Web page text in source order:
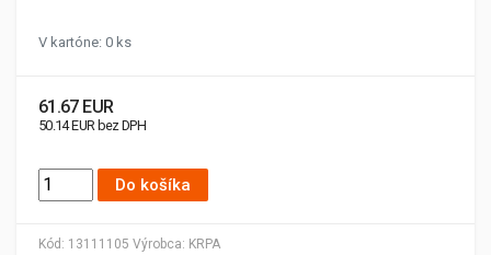
Kód: 13111105 Výrobca: KRPA
V kartóne: 0 ks
61.67 EUR
50.14 EUR bez DPH
Do košíka